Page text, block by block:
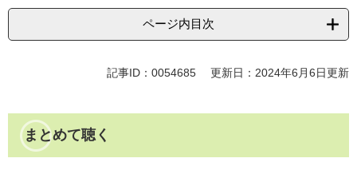
ページ内目次
記事ID：0054685 更新日：2024年6月6日更新
まとめて聴く